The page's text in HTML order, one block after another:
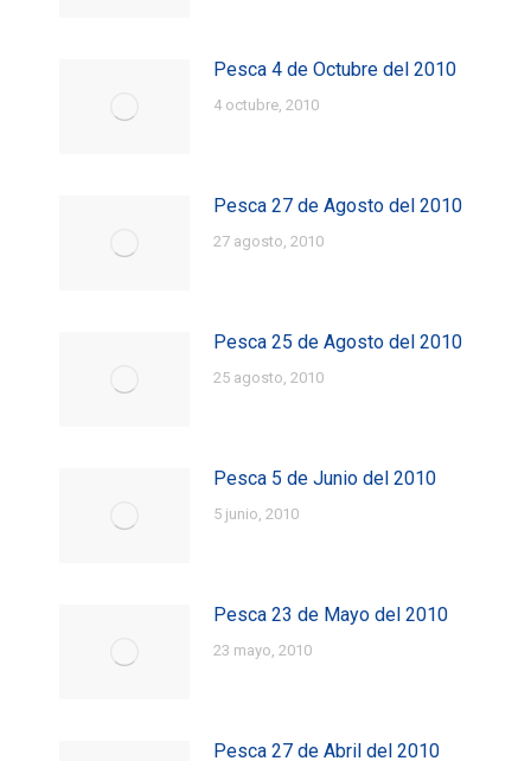
Pesca 4 de Octubre del 2010
4 octubre, 2010
Pesca 27 de Agosto del 2010
27 agosto, 2010
Pesca 25 de Agosto del 2010
25 agosto, 2010
Pesca 5 de Junio del 2010
5 junio, 2010
Pesca 23 de Mayo del 2010
23 mayo, 2010
Pesca 27 de Abril del 2010